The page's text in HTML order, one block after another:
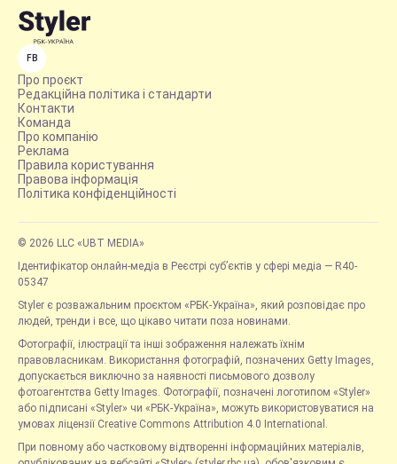
FB
Про проєкт
Редакційна політика і стандарти
Контакти
Команда
Про компанію
Реклама
Правила користування
Правова інформація
Політика конфіденційності
© 2026 LLC «UBT MEDIA»
Ідентифікатор онлайн-медіа в Реєстрі суб’єктів у сфері медіа — R40-
05347
Styler є розважальним проєктом «РБК-Україна», який розповідає про
людей, тренди і все, що цікаво читати поза новинами.
Фотографії, ілюстрації та інші зображення належать їхнім
правовласникам. Використання фотографій, позначених Getty Images,
допускається виключно за наявності письмового дозволу
фотоагентства Getty Images. Фотографії, позначені логотипом «Styler»
або підписані «Styler» чи «РБК-Україна», можуть використовуватися на
умовах ліцензії Creative Commons Attribution 4.0 International.
При повному або частковому відтворенні інформаційних матеріалів,